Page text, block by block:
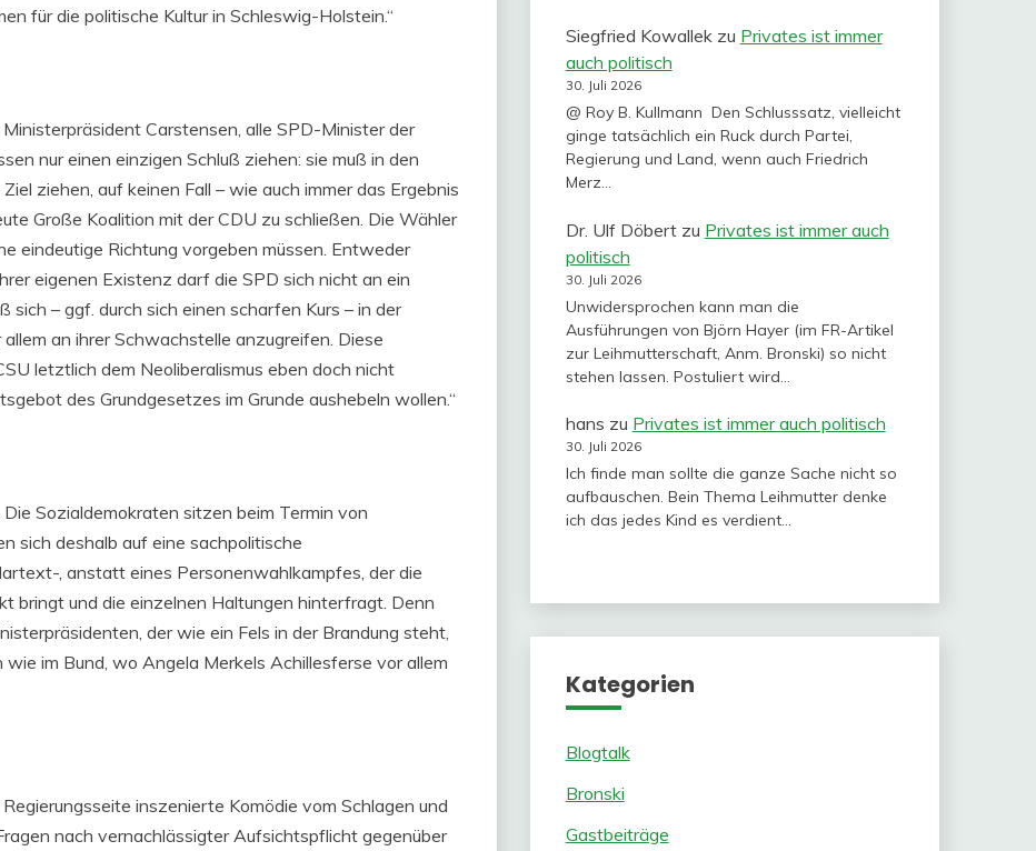
für die politische Kultur in Schleswig-Holstein.“
Carstensen, alle SPD-Minister der
nur einen einzigen Schluß ziehen: sie muß in den
ziehen, auf keinen Fall – wie auch immer das Ergebnis
Große Koalition mit der CDU zu schließen. Die Wähler
eindeutige Richtung vorgeben müssen. Entweder
eigenen Existenz darf die SPD sich nicht an ein
sich – ggf. durch sich einen scharfen Kurs – in der
an ihrer Schwachstelle anzugreifen. Diese
letztlich dem Neoliberalismus eben doch nicht
des Grundgesetzes im Grunde aushebeln wollen.“
Sozialdemokraten sitzen beim Termin von
sich deshalb auf eine sachpolitische
, anstatt eines Personenwahlkampfes, der die
bringt und die einzelnen Haltungen hinterfragt. Denn
der wie ein Fels in der Brandung steht,
im Bund, wo Angela Merkels Achillesferse vor allem
inszenierte Komödie vom Schlagen und
nach vernachlässigter Aufsichtspflicht gegenüber
Siegfried Kowallekzu Privates ist immer
auch politisch
30. Juli 2026
@ Roy B. Kullmann Den Schlusssatz, vielleicht
ginge tatsächlich ein Ruck durch Partei,
Regierung und Land, wenn auch Friedrich
Merz…
Dr. Ulf Döbertzu Privates ist immer auch
politisch
30. Juli 2026
Unwidersprochen kann man die
Ausführungen von Björn Hayer (im FR-Artikel
zur Leihmutterschaft, Anm. Bronski) so nicht
stehen lassen. Postuliert wird…
hans zu Privates ist immer auch politisch
30. Juli 2026
Ich finde man sollte die ganze Sache nicht so
aufbauschen. Bein Thema Leihmutter denke
ich das jedes Kind es verdient…
Kategorien
Blogtalk
Bronski
Gastbeiträge